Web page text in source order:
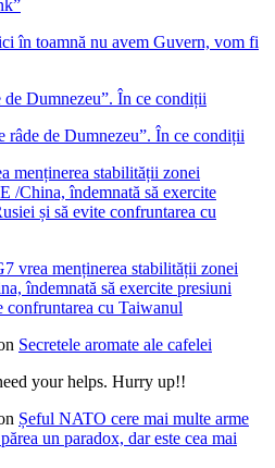
în toamnă nu avem Guvern, vom fi
râde de Dumnezeu”. În ce condiții
vrea menținerea stabilității zonei
îndemnată să exercite presiuni
confruntarea cu Taiwanul
Secretele aromate ale cafelei
your helps. Hurry up!!
Șeful NATO cere mai multe arme
un paradox, dar este cea mai